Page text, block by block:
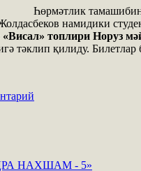
Һөрмәтлик
намидики
топлири Норуз
тәклип қилиду.
НАХШАМ - 5»